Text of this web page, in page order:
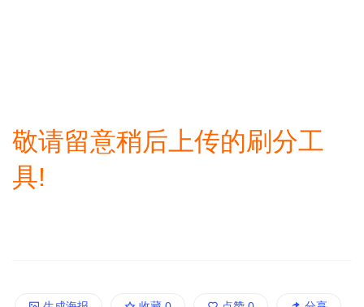
敬请留意稍后上传的刷分工
具!